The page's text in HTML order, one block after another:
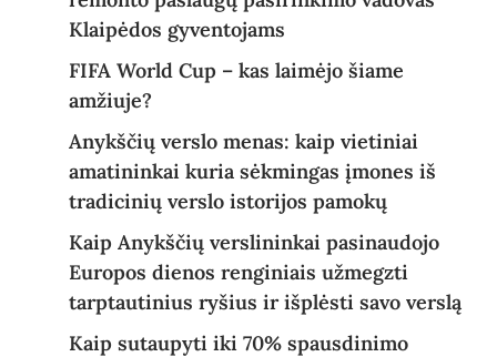
Klaipėdos gyventojams
FIFA World Cup – kas laimėjo šiame
amžiuje?
Anykščių verslo menas: kaip vietiniai
amatininkai kuria sėkmingas įmones iš
tradicinių verslo istorijos pamokų
Kaip Anykščių verslininkai pasinaudojo
Europos dienos renginiais užmegzti
tarptautinius ryšius ir išplėsti savo verslą
Kaip sutaupyti iki 70% spausdinimo